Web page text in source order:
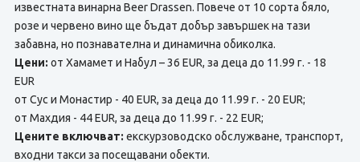
известната винарна Beer Drassen. Повече от 10 сорта бяло,
розе и червено вино ще бъдат добър завършек на тази
забавна, но познавателна и динамична обиколка.
Цени: от Хамамет и Набул – 36 EUR, за деца до 11.99 г. - 18
EUR
от Сус и Монастир - 40 EUR, за деца до 11.99 г. - 20 EUR;
от Махдия - 44 EUR, за деца до 11.99 г. - 22 EUR;
Цените включват: екскурзоводско обслужване, транспорт,
входни такси за посещавани обекти.